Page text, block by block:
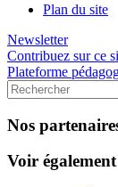
Plan du site
Newsletter
Contribuez sur ce
Plateforme
Nos
Voir également